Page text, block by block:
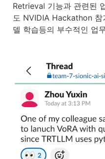
Retrieval 기능과 관련된
도 NVIDIA Hackathon
델 학습등의 부수적인 업